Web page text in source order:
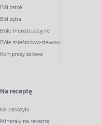
Ból zatok
Ból zęba
Bóle menstruacyjne
Bóle mięśniowo-stawowe
Kompresy żelowe
Na receptę
Na pasożyty
Minerały na receptę